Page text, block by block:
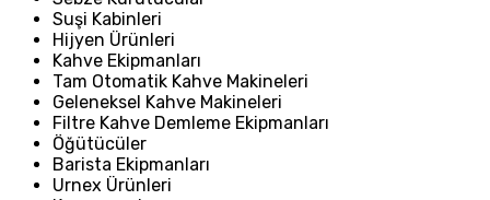
Suşi Kabinleri
Hijyen Ürünleri
Kahve Ekipmanları
Tam Otomatik Kahve Makineleri
Geleneksel Kahve Makineleri
Filtre Kahve Demleme Ekipmanları
Öğütücüler
Barista Ekipmanları
Urnex Ürünleri